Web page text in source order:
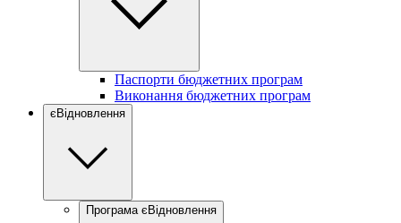
Паспорти бюджетних програм
Виконання бюджетних програм
єВідновлення
Програма єВідновлення